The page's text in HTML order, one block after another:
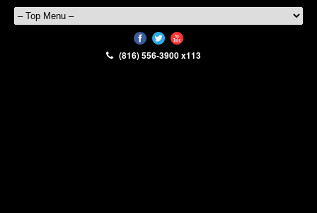
(816) 556-3900 x113